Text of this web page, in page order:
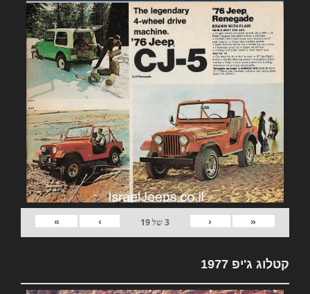
«
‹
3של19
›
»
קטלוג ג'יפ 1977